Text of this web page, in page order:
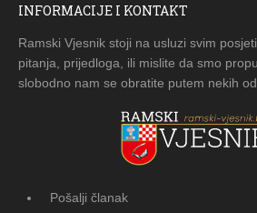
INFORMACIJE I KONTAKT
Ramski Vjesnik stoji na usluzi svim
pitanja, prijedloga, ili mislite da smo
slobodno nam se obratite putem nekih
Pošalji članak